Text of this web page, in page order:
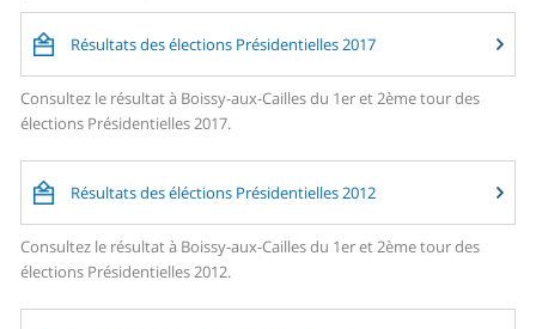
Résultats des élections Présidentielles 2017
Consultez le résultat à Boissy-aux-Cailles du 1er et 2ème tour des
élections Présidentielles 2017.
Résultats des éléctions Présidentielles 2012
Consultez le résultat à Boissy-aux-Cailles du 1er et 2ème tour des
élections Présidentielles 2012.